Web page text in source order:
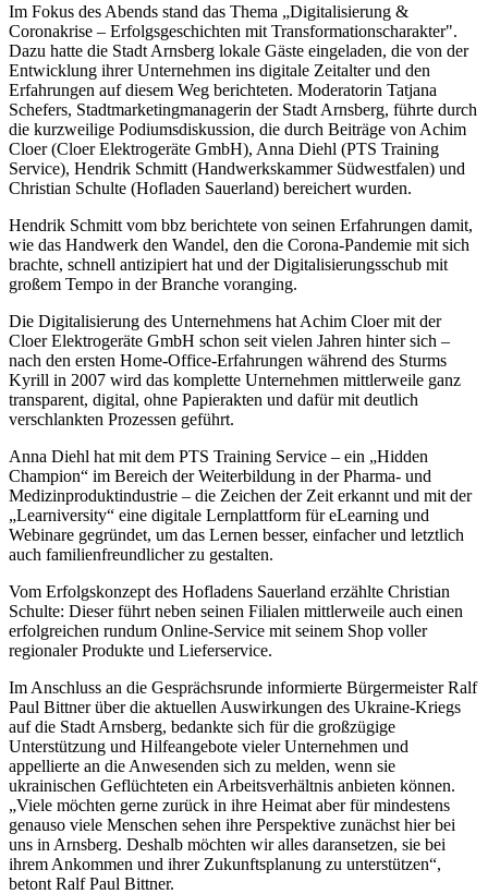
Im Fokus des Abends stand das Thema „Digitalisierung &
Coronakrise – Erfolgsgeschichten mit Transformationscharakter".
Dazu hatte die Stadt Arnsberg lokale Gäste eingeladen, die von der
Entwicklung ihrer Unternehmen ins digitale Zeitalter und den
Erfahrungen auf diesem Weg berichteten. Moderatorin Tatjana
Schefers, Stadtmarketingmanagerin der Stadt Arnsberg, führte durch
die kurzweilige Podiumsdiskussion, die durch Beiträge von Achim
Cloer (Cloer Elektrogeräte GmbH), Anna Diehl (PTS Training
Service), Hendrik Schmitt (Handwerkskammer Südwestfalen) und
Christian Schulte (Hofladen Sauerland) bereichert wurden.
Hendrik Schmitt vom bbz berichtete von seinen Erfahrungen damit,
wie das Handwerk den Wandel, den die Corona-Pandemie mit sich
brachte, schnell antizipiert hat und der Digitalisierungsschub mit
großem Tempo in der Branche voranging.
Die Digitalisierung des Unternehmens hat Achim Cloer mit der
Cloer Elektrogeräte GmbH schon seit vielen Jahren hinter sich –
nach den ersten Home-Office-Erfahrungen während des Sturms
Kyrill in 2007 wird das komplette Unternehmen mittlerweile ganz
transparent, digital, ohne Papierakten und dafür mit deutlich
verschlankten Prozessen geführt.
Anna Diehl hat mit dem PTS Training Service – ein „Hidden
Champion“ im Bereich der Weiterbildung in der Pharma- und
Medizinproduktindustrie – die Zeichen der Zeit erkannt und mit der
„Learniversity“ eine digitale Lernplattform für eLearning und
Webinare gegründet, um das Lernen besser, einfacher und letztlich
auch familienfreundlicher zu gestalten.
Vom Erfolgskonzept des Hofladens Sauerland erzählte Christian
Schulte: Dieser führt neben seinen Filialen mittlerweile auch einen
erfolgreichen rundum Online-Service mit seinem Shop voller
regionaler Produkte und Lieferservice.
Im Anschluss an die Gesprächsrunde informierte Bürgermeister Ralf
Paul Bittner über die aktuellen Auswirkungen des Ukraine-Kriegs
auf die Stadt Arnsberg, bedankte sich für die großzügige
Unterstützung und Hilfeangebote vieler Unternehmen und
appellierte an die Anwesenden sich zu melden, wenn sie
ukrainischen Geflüchteten ein Arbeitsverhältnis anbieten können.
„Viele möchten gerne zurück in ihre Heimat aber für mindestens
genauso viele Menschen sehen ihre Perspektive zunächst hier bei
uns in Arnsberg. Deshalb möchten wir alles daransetzen, sie bei
ihrem Ankommen und ihrer Zukunftsplanung zu unterstützen“,
betont Ralf Paul Bittner.